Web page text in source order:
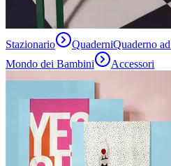
Stazionario QuaderniQuaderno
Mondo dei Bambini
Accessori